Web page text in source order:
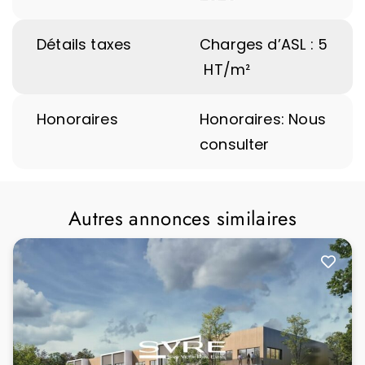
Détails taxes
Charges d’ASL : 5
 HT/m²
Honoraires
Honoraires: Nous
consulter
Autres annonces similaires